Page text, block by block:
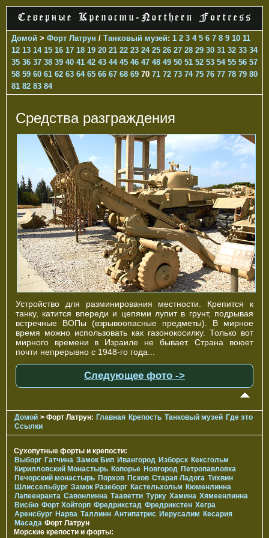
Домой > Форт Латрун / Танковый музей: 1 2 3 4 5 6 7 8 9 10 11
12 13 14 15 16 17 18 19 20 21 22 23 24 25 26 27 28 29 30 31 32 33 34
35 36 37 38 39 40 41 42 43 44 45 46 47 48 49 50 51 52 53 54 55 56 57
58 59 60 61 62 63 64 65 66 67 68 69 70 71 72 73 74 75 76 77 78 79 80
81 82 83 84
Средства разграждения
Устройство для разминирования местности. Крепится к
танку, катится впереди и цепями лупит в грунт, подрывая
встречные ВОПы (взрывоопасные предметы). В мирное
время можно использовать как газонокосилку. Только вот
мирного времени в Израиле не бывает. Страна воюет
почти непрерывно с 1948-го года...
Следующее фото ->
Домой > Форт Латрун: Главная Крепость Танковый музей Где это
Ссылки
Сухопутные форты и крепости:
Выборг Гатчина Замок Бип Ивангород Изборск Кексгольм
Кирилловский Монастырь Копорье Новгород Петропавловка
Печорcкий монастырь Порхов Псков Старая Ладога Тихвин
Шлиссельбург Замок Разеборг Кастельхольм Кюменлинна
Лапеенранта Савонлинна Тааветти Турку Хамина Хямеенлинна
Висбю Форт Хойторп Фредрикстад Фредрикстен Хегра
Аренсбург Нарва Таллинн Антипатрис Иерусалим Кесария
Масада Форт Латрун
Морские крепости и форты: